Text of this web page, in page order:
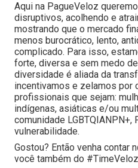
Aqui na PagueVeloz
disruptivos, acolhendo e
mostrando que o mercado
menos burocrático, lento,
complicado. Para isso,
forte, diversa e sem medo
diversidade é aliada da
incentivamos e zelamos por
profissionais que sejam:
indígenas, asiáticas e/ou
comunidade
vulnerabilidade.
Gostou? Então venha contar
você também do